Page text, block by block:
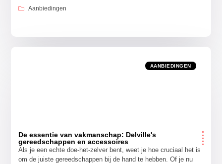
Aanbiedingen
AANBIEDINGEN
De essentie van vakmanschap: Delville's
gereedschappen en accessoires
Als je een echte doe-het-zelver bent, weet je hoe cruciaal het is
om de juiste gereedschappen bij de hand te hebben. Of je nu